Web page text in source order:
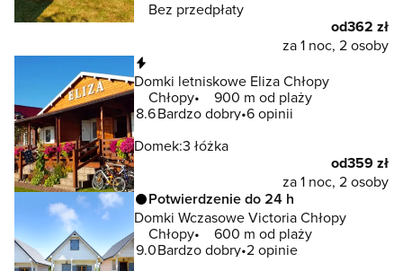
Bez przedpłaty
od362 zł
za 1 noc, 2 osoby
Domki letniskowe Eliza Chłopy
Chłopy
900 m od plaży
8.6Bardzo dobry 6 opinii
Domek:3 łóżka
od359 zł
za 1 noc, 2 osoby
Potwierdzenie do 24 h
Domki Wczasowe Victoria Chłopy
Chłopy
600 m od plaży
9.0Bardzo dobry 2 opinie